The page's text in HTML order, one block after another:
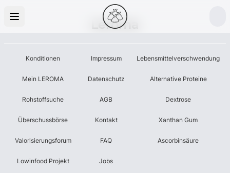
Leroma
Konditionen
Mein LEROMA
Rohstoffsuche
Überschussbörse
Valorisierungsforum
Lowinfood Projekt
Impressum
Datenschutz
AGB
Kontakt
FAQ
Jobs
Lebensmittelverschwendung
Alternative Proteine
Dextrose
Xanthan Gum
Ascorbinsäure